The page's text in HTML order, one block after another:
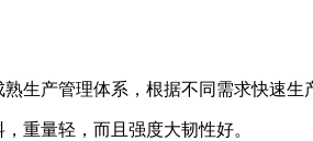
生产管理体系，根据不同需求快速生
重量轻，而且强度大韧性好。